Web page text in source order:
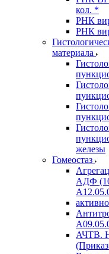
кол. *
РНК
РНК
материала
железы
Гомеостаз
АДФ
АЧТВ.